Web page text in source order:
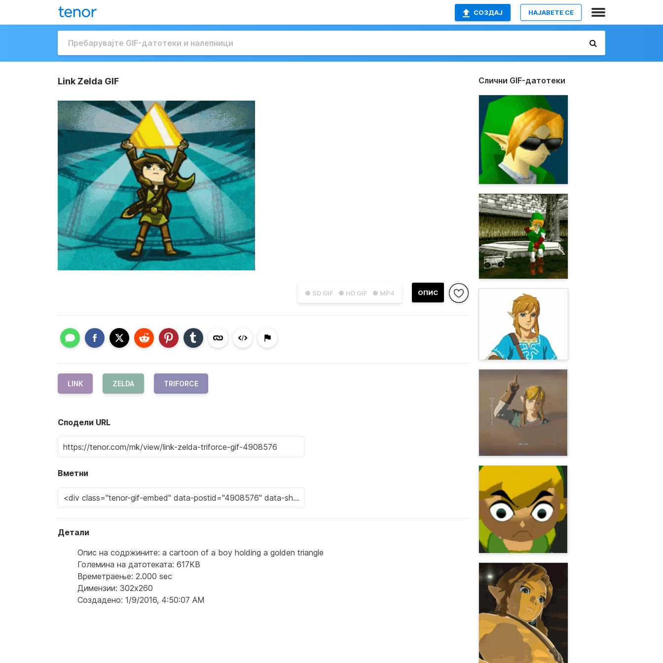
СОЗДАЈ НАЈАВETE СЕ
Link Zelda GIF
● SD GIF ● HD GIF ● MP4 ОПИС
LINK ZELDA TRIFORCE
Сподели URL
Вметни
Детали
Опис на содржините: a cartoon of a boy holding a golden triangle
Големина на датотеката: 617KB
Времетраење: 2.000 sec
Димензии: 302x260
Создадено: 1/9/2016, 4:50:07 AM
Слични GIF-датотеки